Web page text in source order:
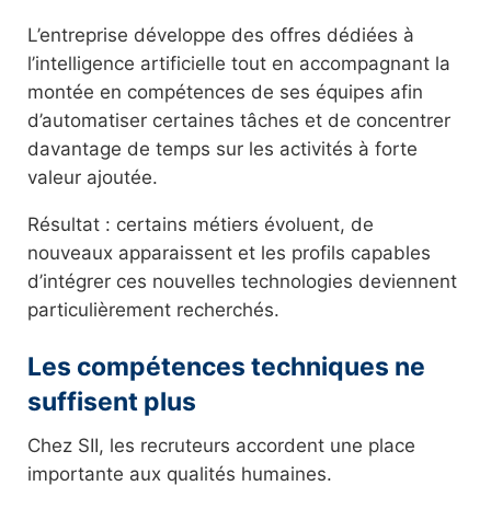
L’entreprise développe des offres dédiées à
l’intelligence artificielle tout en accompagnant la
montée en compétences de ses équipes afin
d’automatiser certaines tâches et de concentrer
davantage de temps sur les activités à forte
valeur ajoutée.
Résultat : certains métiers évoluent, de
nouveaux apparaissent et les profils capables
d’intégrer ces nouvelles technologies deviennent
particulièrement recherchés.
Les compétences techniques ne
suffisent plus
Chez SII, les recruteurs accordent une place
importante aux qualités humaines.